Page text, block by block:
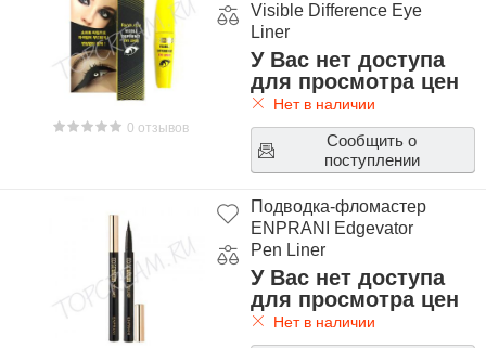
0 отзывов
Visible Difference Eye
Liner
У Вас нет доступа
для просмотра цен
Нет в наличии
Сообщить о
поступлении
Подводка-фломастер
ENPRANI Edgevator
Pen Liner
У Вас нет доступа
для просмотра цен
Нет в наличии